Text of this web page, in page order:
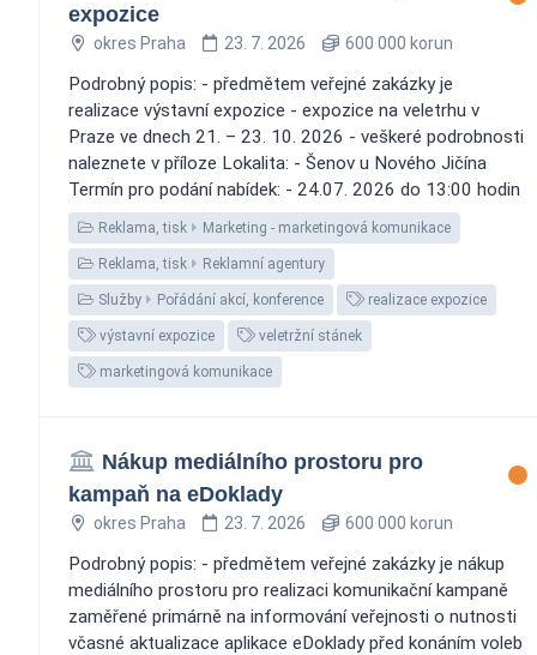
expozice
okres Praha 23. 7. 2026 600 000 korun
Podrobný popis: - předmětem veřejné zakázky je
realizace výstavní expozice - expozice na veletrhu v
Praze ve dnech 21. – 23. 10. 2026 - veškeré podrobnosti
naleznete v příloze Lokalita: - Šenov u Nového Jičína
Termín pro podání nabídek: - 24.07. 2026 do 13:00 hodin
Reklama, tisk Marketing - marketingová komunikace
Reklama, tisk Reklamní agentury
Služby Pořádání akcí, konference realizace expozice
výstavní expozice veletržní stánek
marketingová komunikace
Nákup mediálního prostoru pro
kampaň na eDoklady
okres Praha 23. 7. 2026 600 000 korun
Podrobný popis: - předmětem veřejné zakázky je nákup
mediálního prostoru pro realizaci komunikační kampaně
zaměřené primárně na informování veřejnosti o nutnosti
včasné aktualizace aplikace eDoklady před konáním voleb